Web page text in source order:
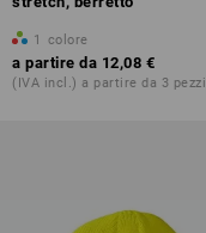
1 colore
a partire da 12,08 €
(IVA incl.) a partire da 3 pezzi